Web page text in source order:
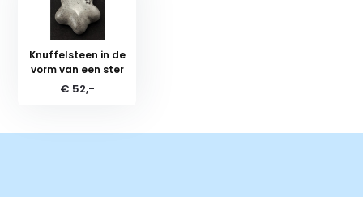
Knuffelsteen in de
vorm van een ster
€ 52,-